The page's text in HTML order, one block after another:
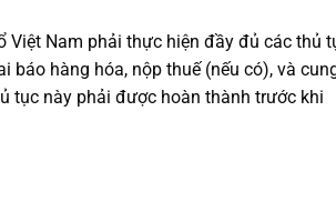
Việt Nam phải thực hiện đầy đủ các thủ
báo hàng hóa, nộp thuế (nếu có), và
tục này phải được hoàn thành trước khi